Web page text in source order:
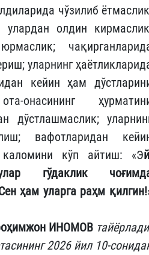
чўзилиб
улардан олдин
уларнинг
кейин ҳам
онасининг
дўстлашмаслик;
вафотларидан
каломини кўп айтиш: «Э
гўдаклик
ҳам уларга раҳм қилгин!
ИНОМОВ
2026 йил 10-